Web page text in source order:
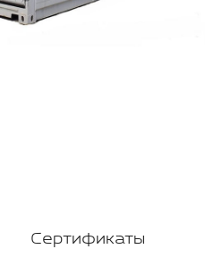
Сертификаты